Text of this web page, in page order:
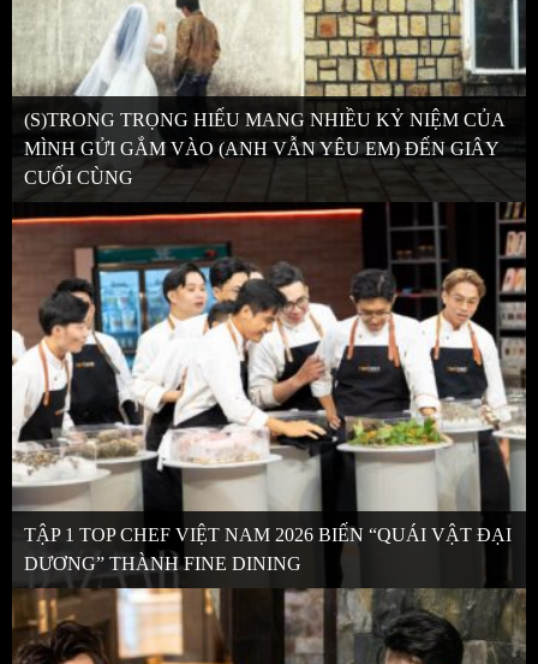
(S)TRONG TRỌNG HIẾU MANG NHIỀU KỶ NIỆM CỦA
MÌNH GỬI GẮM VÀO (ANH VẪN YÊU EM) ĐẾN GIÂY
CUỐI CÙNG
TẬP 1 TOP CHEF VIỆT NAM 2026 BIẾN “QUÁI VẬT ĐẠI
DƯƠNG” THÀNH FINE DINING